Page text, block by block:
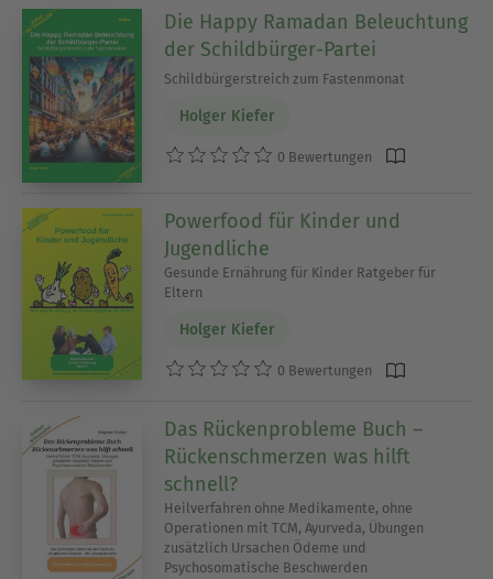
Die Happy Ramadan Beleuchtung
der Schildbürger-Partei
Schildbürgerstreich zum Fastenmonat
Holger Kiefer
0 Bewertungen
Powerfood für Kinder und
Jugendliche
Gesunde Ernährung für Kinder Ratgeber für
Eltern
Holger Kiefer
0 Bewertungen
Das Rückenprobleme Buch –
Rückenschmerzen was hilft
schnell?
Heilverfahren ohne Medikamente, ohne
Operationen mit TCM, Ayurveda, Übungen
zusätzlich Ursachen Ödeme und
Psychosomatische Beschwerden